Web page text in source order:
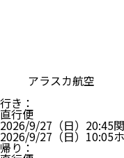
アラスカ航空
行き ：
直行便
2026/9/27（日） 20:45
2026/9/27（日） 10:05
帰り ：